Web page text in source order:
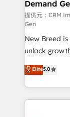
計・導線設計
提供。 ▸ 既存
Marketo・
データ移行と
ンツとサイト構造を最適
か？ ✓
ード受賞・
Generation - Full-funnel marketing and high-
performance
Expert
to automate growth. 🏆 Elite
expertise. - A team of 250+ experts dedicated to
your resilient
Demand
提供元：CRM
Gen
New Breed
unlock
companies
customer
Loop
services,
Elite5.0